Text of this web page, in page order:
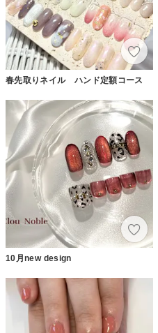
春先取りネイル ハンド定額コース
10月new design